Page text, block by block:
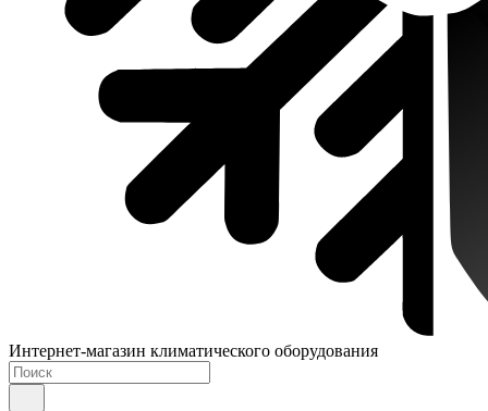
Интернет-магазин климатического оборудования